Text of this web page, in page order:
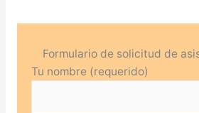
Formulario de solicitud de
Tu nombre (requerido)